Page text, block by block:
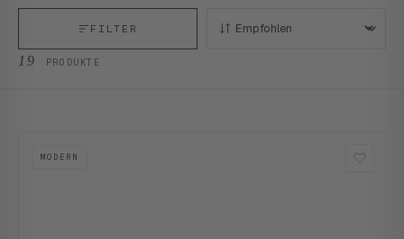
19 PRODUKTE
FILTER SORTIEREN:
MODERN